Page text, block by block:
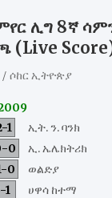
ሊግ 8ኛ
(Live
ሶከር ኢትዮጵያ
1
ኢት. ን. ባንክ
0
ኢ. ኤሌክትሪክ
0
ወልድያ
1
ሀዋሳ ከተማ